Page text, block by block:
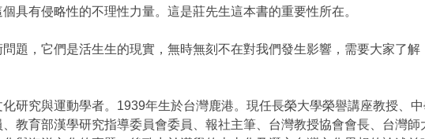
具有侵略性的不理性力量。這是莊先生這本書的重要性所在。
題，它們是活生生的現實，無時無刻不在對我們發生影響，需要大家了
研究與運動學者。1939年生於台灣鹿港。現任長榮大學榮譽講座教授、
教育部漢學研究指導委員會委員、報社主筆、台灣教授協會會長、台灣